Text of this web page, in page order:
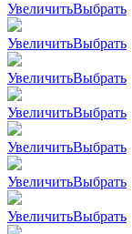
УвеличитьВыбрать
УвеличитьВыбрать
УвеличитьВыбрать
УвеличитьВыбрать
УвеличитьВыбрать
УвеличитьВыбрать
УвеличитьВыбрать